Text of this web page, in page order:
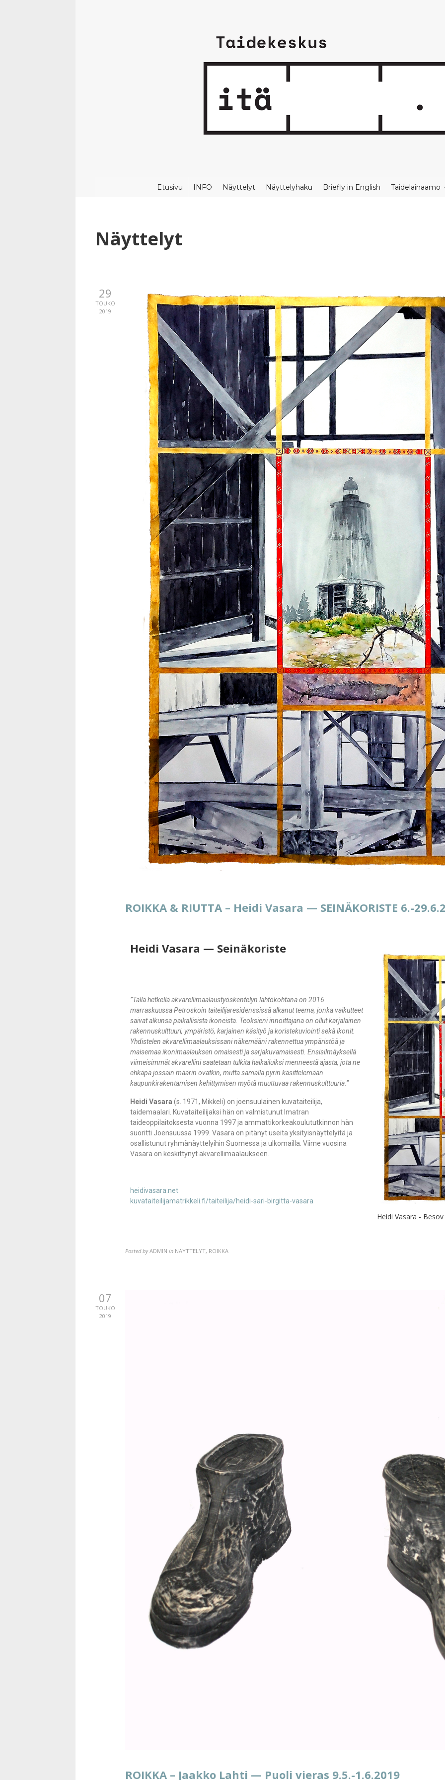
Etusivu INFO Näyttelyt Näyttelyhaku Briefly in English Taidelainaamo
Näyttelyt
29
TOUKO
2019
ROIKKA & RIUTTA – Heidi Vasara — SEINÄKORISTE 6.-
Heidi Vasara — Seinäkoriste
”Tällä hetkellä akvarellimaalaustyöskentelyn lähtökohtana on 2016
marraskuussa Petroskoin taiteilijaresidenssissä alkanut teema, jonka vaikutteet
saivat alkunsa paikallisista ikoneista. Teoksieni innoittajana on ollut karjalainen
rakennuskulttuuri, ympäristö, karjainen käsityö ja koristekuviointi sekä ikonit.
Yhdistelen akvarellimaalauksissani näkemääni rakennettua ympäristöä ja
maisemaa ikonimaalauksen omaisesti ja sarjakuvamaisesti. Ensisilmäyksellä
viimeisimmät akvarellini saatetaan tulkita haikailuiksi menneestä ajasta, jota ne
ehkäpä jossain määrin ovatkin, mutta samalla pyrin käsittelemään
kaupunkirakentamisen kehittymisen myötä muuttuvaa rakennuskulttuuria.”
Heidi Vasara (s. 1971, Mikkeli) on joensuulainen kuvataiteilija,
taidemaalari. Kuvataiteilijaksi hän on valmistunut Imatran
taideoppilaitoksesta vuonna 1997 ja ammattikorkeakoulututkinnon hän
suoritti Joensuussa 1999. Vasara on pitänyt useita yksityisnäyttelyitä ja
osallistunut ryhmänäyttelyihin Suomessa ja ulkomailla. Viime vuosina
Vasara on keskittynyt akvarellimaalaukseen.
heidivasara.net
kuvataiteilijamatrikkeli.fi/taiteilija/heidi-sari-birgitta-vasara
Heidi Vasara -
Posted by ADMIN in NÄYTTELYT, ROIKKA
07
TOUKO
2019
ROIKKA – Jaakko Lahti — Puoli vieras 9.5.-1.6.2019